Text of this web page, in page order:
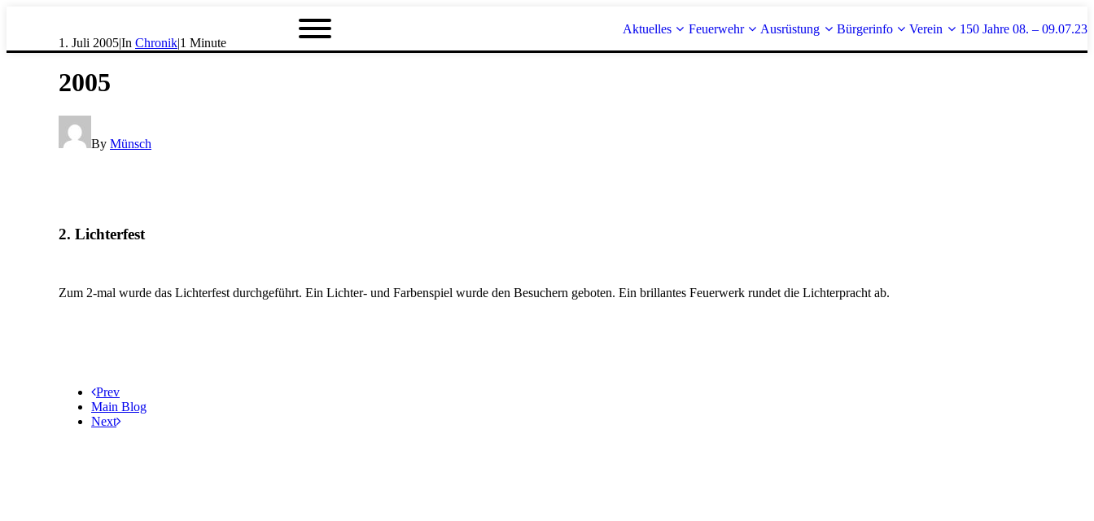
Aktuelles Feuerwehr Ausrüstung Bürgerinfo Verein
150 Jahre 08. – 09.07.23
1. Juli 2005|In Chronik|1 Minute
2005
By Münsch
2. Lichterfest
Zum 2-mal wurde das Lichterfest durchgeführt. Ein Lichter- und Farbenspiel wurde den Besuchern geboten. Ein brillantes Feuerwerk rundet die Lichterpracht ab.
Prev
Main Blog
Next